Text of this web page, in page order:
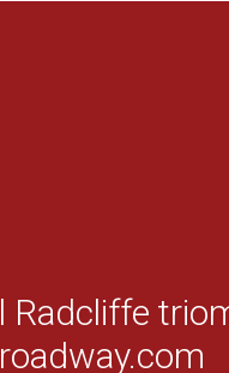
Radcliffe